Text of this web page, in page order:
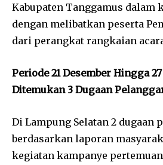
Kabupaten Tanggamus dalam
dengan melibatkan peserta
dari perangkat rangkaian
Periode 21 Desember Hingga
Ditemukan 3 Dugaan
Di Lampung Selatan 2 dugaan
berdasarkan laporan
kegiatan kampanye